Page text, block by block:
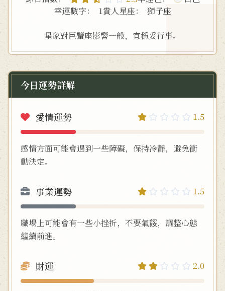
幸運數字：
1貴人星座： 獅子座
星象對巨蟹座影響一般，宜穩妥行事。
今日運勢詳解
愛情運勢 1.5
感情方面可能會遇到一些障礙，保持冷靜，避免衝
動決定。
事業運勢 1.5
職場上可能會有一些小挫折，不要氣餒，調整心態
繼續前進。
財運 2.0